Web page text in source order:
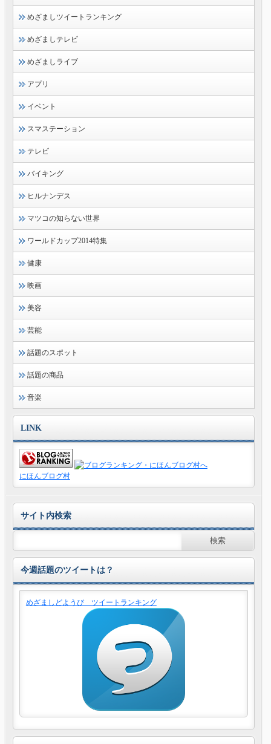
めざましツイートランキング
めざましテレビ
めざましライブ
アプリ
イベント
スマステーション
テレビ
バイキング
ヒルナンデス
マツコの知らない世界
ワールドカップ2014特集
健康
映画
美容
芸能
話題のスポット
話題の商品
音楽
LINK
にほんブログ村
サイト内検索
今週話題のツイートは？
めざましどようび ツイートランキング